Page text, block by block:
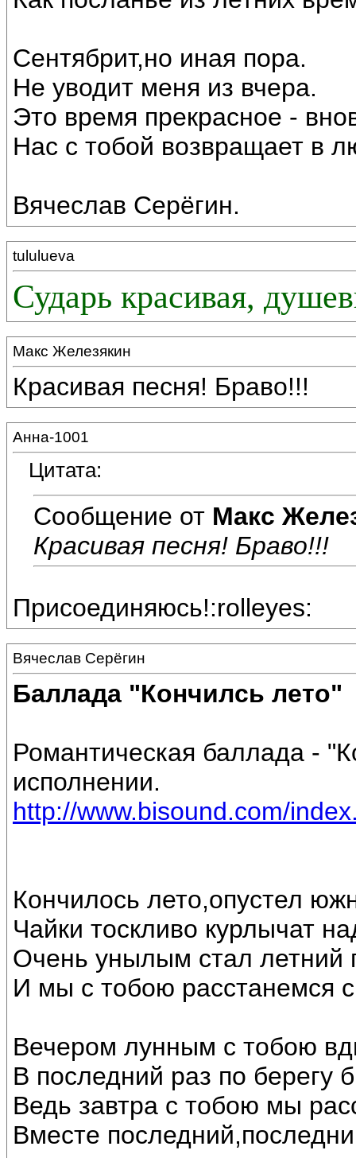
Сентябрит,но иная пора.
Не уводит меня из вчера.
Это время прекрасное -
Нас с тобой возвращает в
Вячеслав Серёгин.
tululueva
Сударь красивая,
Макс Железякин
Красивая песня! Браво!!!
Анна-1001
Цитата:
Сообщение от Макс
Красивая песня! Браво!!!
Присоединяюсь!:rolleyes:
Вячеслав Серёгин
Баллада "Кончилсь лето"
Романтическая баллада -
исполнении.
http://www.bisound.com/
Кончилось лето,опустел
Чайки тоскливо курлычат
Очень унылым стал летний
И мы с тобою расстанемся
Вечером лунным с тобою
В последний раз по берегу
Ведь завтра с тобою мы
Вместе